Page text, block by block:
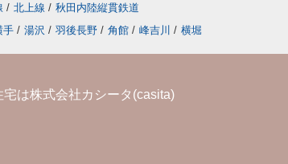
/ 北上線 / 秋田内陸縦貫鉄道
手 / 湯沢 / 羽後長野 / 角館 / 峰吉川 / 横堀
は株式会社カシータ(casita)